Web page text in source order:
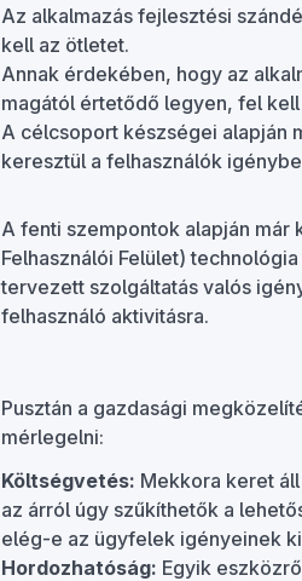
Az alkalmazás fejlesztési
kell az ötletet.
Annak érdekében, hogy az
magától értetődő legyen, fel
A célcsoport készségei alapján
keresztül a felhasználók
A fenti szempontok alapján
Felhasználói Felület)
tervezett szolgáltatás valós
felhasználó aktivitásra.
Pusztán a gazdasági
mérlegelni:
Költségvetés: Mekkora keret
az árról úgy szűkíthetők a
elég-e az ügyfelek igényeinek
Hordozhatóság: Egyik